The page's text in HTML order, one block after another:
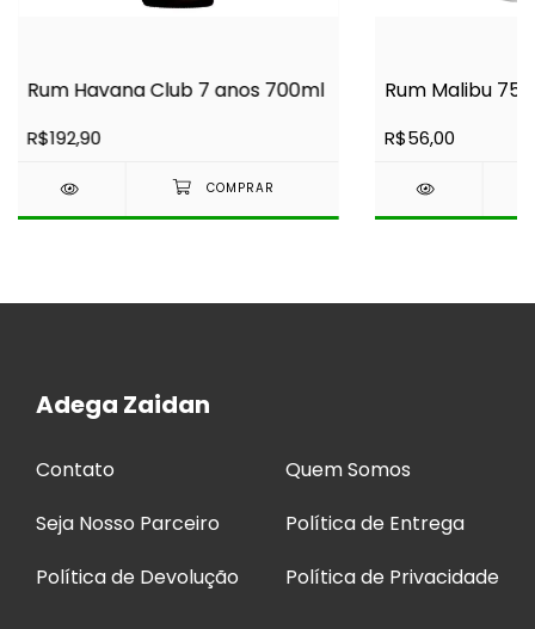
Rum Havana Club 7 anos 700ml
R$192,90
Rum Malibu
R$56,00
Adega Zaidan
Contato
Quem Somos
Seja Nosso Parceiro
Política de Entrega
Política de Devolução
Política de Privacidade